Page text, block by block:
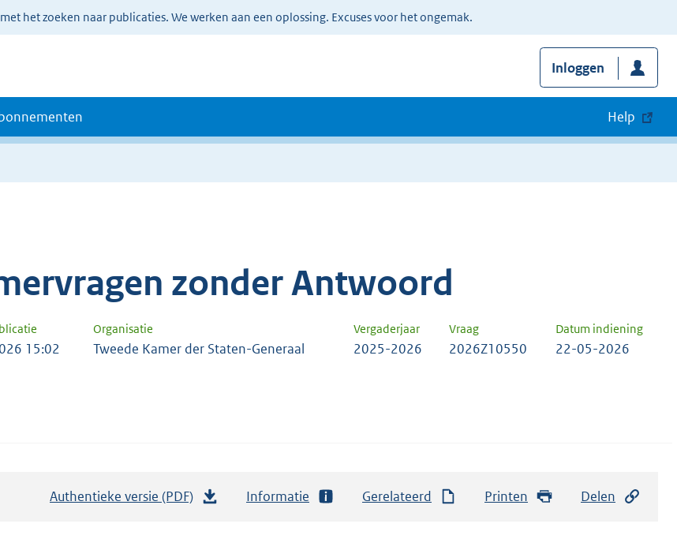
het zoeken naar publicaties. We werken aan een oplossing. Excuses voor het ongemak.
Inloggen
Help
zonder Antwoord
Organisatie Vergaderjaar Vraag Datum indiening
15:02 Tweede Kamer der Staten-Generaal 2025-2026 2026Z10550 22-05-2026
Authentieke versie (PDF) Informatie Gerelateerd Printen Delen